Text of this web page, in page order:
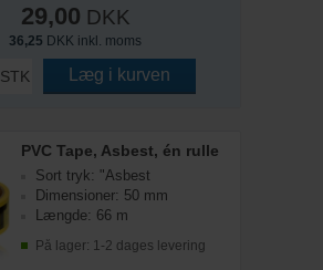
29,00 DKK
36,25 DKK inkl. moms
STK Læg i kurven
PVC Tape, Asbest, én rulle
Sort tryk: "Asbest
Dimensioner: 50 mm
Længde: 66 m
På lager: 1-2 dages levering